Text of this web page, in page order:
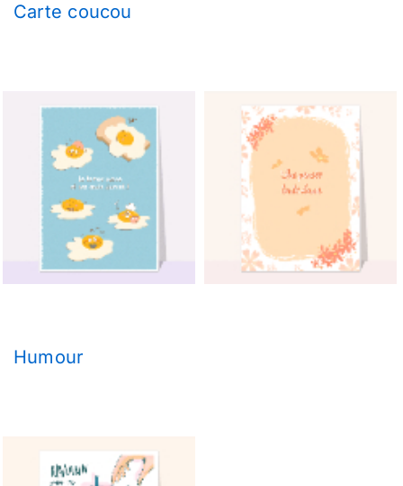
Carte coucou
Humour